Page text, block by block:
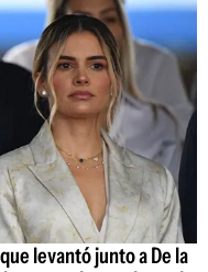
levantó junto a De la